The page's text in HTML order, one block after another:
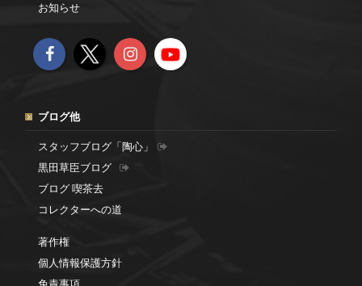
お知らせ
ブログ他
スタッフブログ「陶心」
黒田草臣ブログ
ブログ 喫茶去
コレクターへの道
著作権
個人情報保護方針